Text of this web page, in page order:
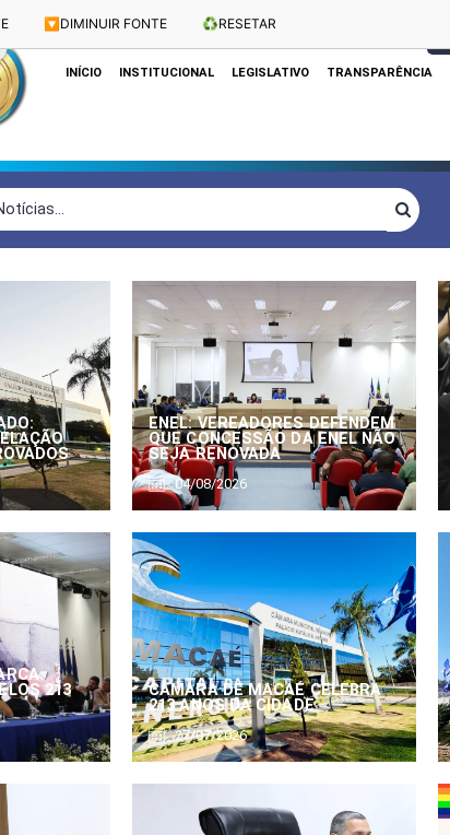
🔽 DIMINUIR FONTE ♻️RESETAR
Dias e Horários das Sessões: Terças e Quartas às 10h
INÍCIO INSTITUCIONAL LEGISLATIVO TRANSPARÊNCIA
ENEL: VEREADORES DEFENDEM
QUE CONCESSÃO DA ENEL NÃO
SEJA RENOVADA
04/08/2026
213
CÂMARA DE MACAÉ CELEBRA
213 ANOS DA CIDADE
27/07/2026